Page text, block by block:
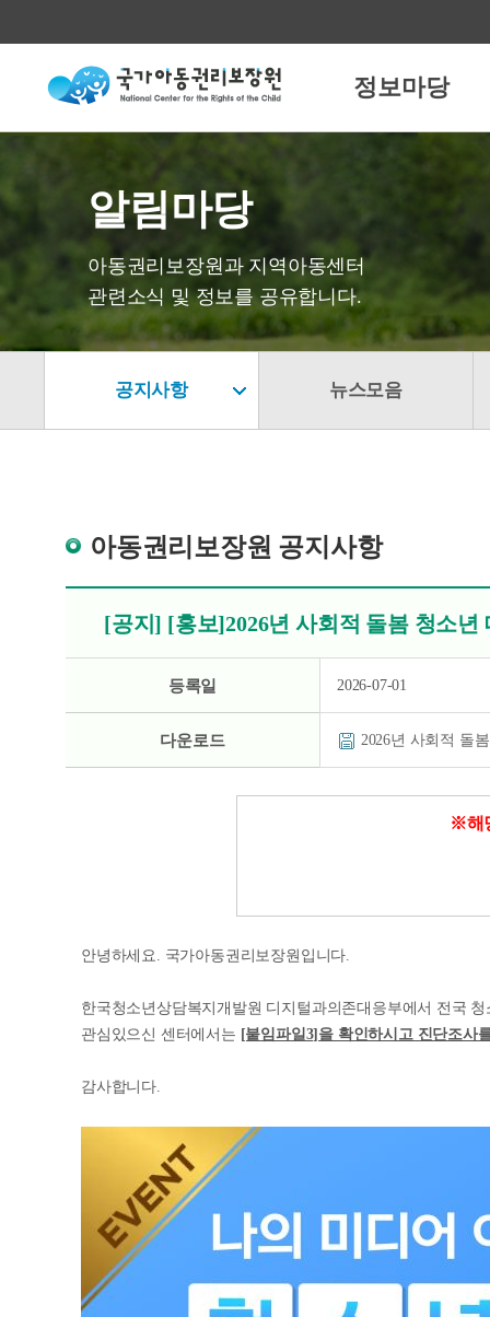
정보마당
알림마당
아동권리보장원과 지역아동센터
관련소식 및 정보를 공유합니다.
공지사항 뉴스모음
아동권리보장원 공지사항
[공지] [홍보]2026년 사회적 돌봄 청소
등록일 2026-07-01
다운로드 2026년 사회적 돌
※해
안녕하세요. 국가아동권리보장원입니다.
한국청소년상담복지개발원 디지털과의존대응부에서 전국
관심있으신 센터에서는 [붙임파일3]을 확인하시고 진단조사
감사합니다.